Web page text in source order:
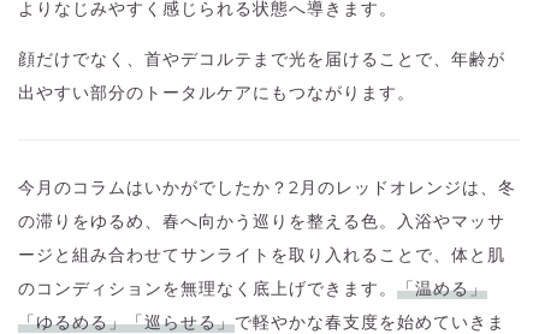
よりなじみやすく感じられる状態へ導きます。
顔だけでなく、首やデコルテまで光を届けることで、年齢が
出やすい部分のトータルケアにもつながります。
今月のコラムはいかがでしたか？2月のレッドオレンジは、冬
の滞りをゆるめ、春へ向かう巡りを整える色。入浴やマッサ
ージと組み合わせてサンライトを取り入れることで、体と肌
のコンディションを無理なく底上げできます。 「温める」
「ゆるめる」「巡らせる」で軽やかな春支度を始めていきま